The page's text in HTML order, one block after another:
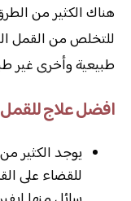
هناك الكثير من
للتخلص من القمل
طبيعية وأخرى غير
افضل علاج
يوجد الكثير
للقضاء على